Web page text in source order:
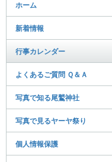
ホーム
新着情報
行事カレンダー
よくあるご質問 Ｑ＆Ａ
写真で知る尾鷲神社
写真で見るヤーヤ祭り
個人情報保護